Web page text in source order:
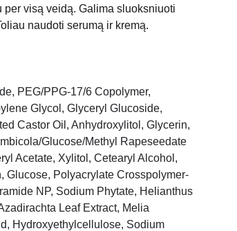
visą veidą. Galima sluoksniuoti
naudoti serumą ir kremą.
PEG/PPG-17/6 Copolymer,
Glycol, Glyceryl Glucoside,
Castor Oil, Anhydroxylitol, Glycerin,
Glucose/Methyl Rapeseedate
Acetate, Xylitol, Cetearyl Alcohol,
Glucose, Polyacrylate Crosspolymer-
NP, Sodium Phytate, Helianthus
Leaf Extract, Melia
Hydroxyethylcellulose, Sodium